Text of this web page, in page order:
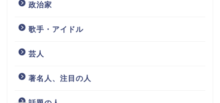
政治家
歌手・アイドル
芸人
著名人、注目の人